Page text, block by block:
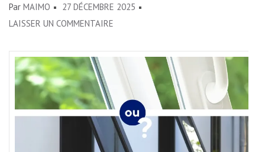
Par MAIMO
27 DÉCEMBRE 2025
LAISSER UN COMMENTAIRE
ENTRE
FENÊTRES
EN
ALUMINIUM
ET